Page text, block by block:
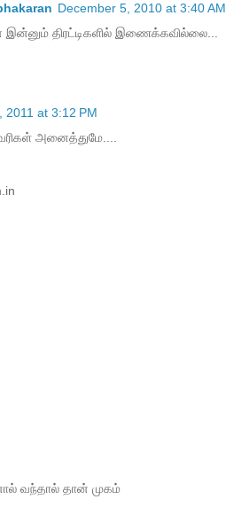
December 5, 2010 at 3:40 AM
திரட்டிகளில் இணைக்கவில்லை...
2011 at 3:12 PM
அனைத்துமே....
வந்தால் தான் முகம்